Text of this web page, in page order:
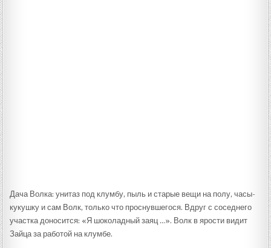
Дача Волка: унитаз под клумбу, пыль и старые вещи на полу, часы-
кукушку и сам Волк, только что проснувшегося. Вдруг с соседнего
участка доносится: «Я шоколадный заяц …». Волк в ярости видит
Зайца за работой на клумбе.